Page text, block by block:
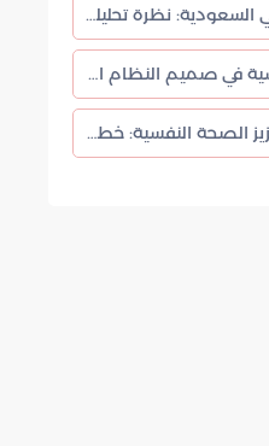
دعم الصحة النفسية في السعودية: نظرة تحليلية
الرعاية الصحية النفسية في صميم النظام السعودي
المركز الوطني لتعزيز الصحة النفسية: خطوة نحو الأمام